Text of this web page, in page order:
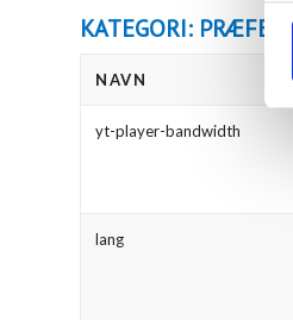
KATEGORI:
NAVN
yt-player-bandwidth
lang